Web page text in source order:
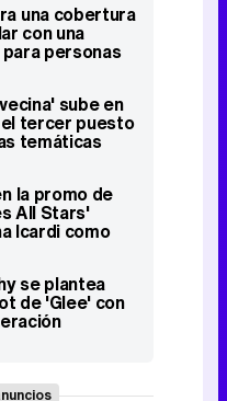
una cobertura
con una
personas
sube en
el tercer puesto
temáticas
la promo de
All Stars'
Icardi como
se plantea
de 'Glee' con